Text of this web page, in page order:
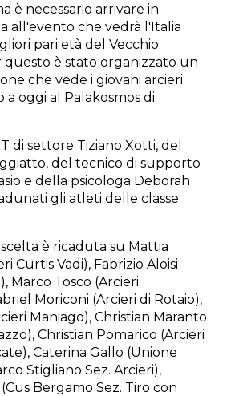
è necessario arrivare in
all'evento che vedrà l'Italia
pari età del Vecchio
questo è stato organizzato un
che vede i giovani arcieri
oggi al Palakosmos di
di settore Tiziano Xotti, del
del tecnico di supporto
e della psicologa Deborah
gli atleti delle classe
è ricaduta su Mattia
Curtis Vadi), Fabrizio Aloisi
Marco Tosco (Arcieri
Moriconi (Arcieri di Rotaio),
Maniago), Christian Maranto
Christian Pomarico (Arcieri
Caterina Gallo (Unione
Stigliano Sez. Arcieri),
Bergamo Sez. Tiro con